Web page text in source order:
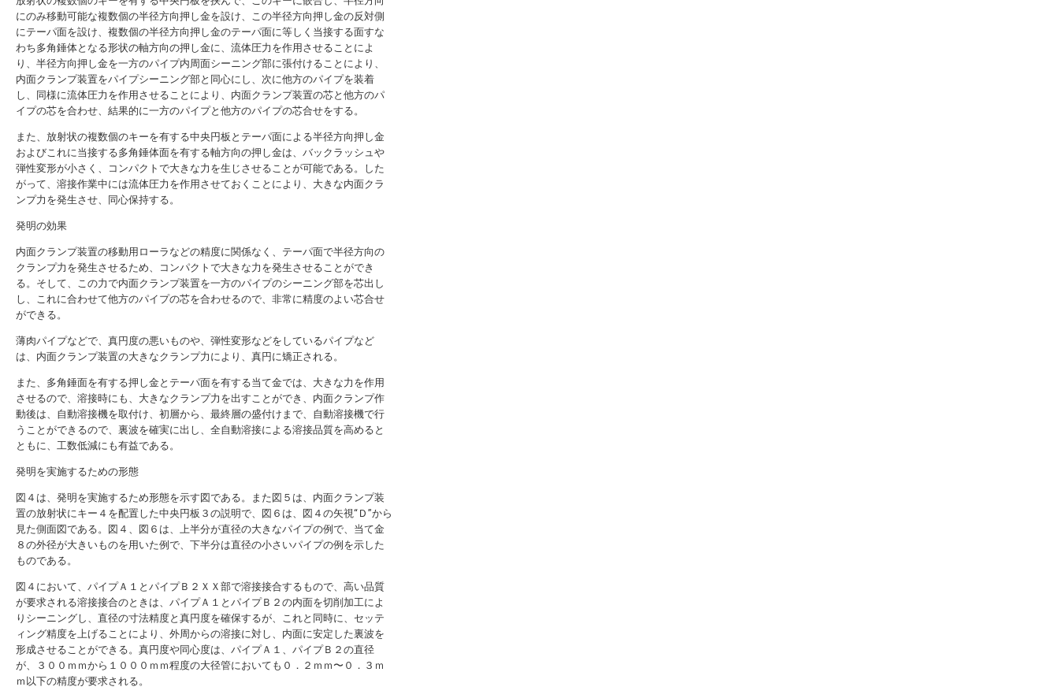
にのみ移動可能な複数個の半径方向押し金を設け、この半径方向押し金の反対側
にテーパ面を設け、複数個の半径方向押し金のテーパ面に等しく当接する面すな
わち多角錘体となる形状の軸方向の押し金に、流体圧力を作用させることによ
り、半径方向押し金を一方のパイプ内周面シーニング部に張付けることにより、
内面クランプ装置をパイプシーニング部と同心にし、次に他方のパイプを装着
し、同様に流体圧力を作用させることにより、内面クランプ装置の芯と他方のパ
イプの芯を合わせ、結果的に一方のパイプと他方のパイプの芯合せをする。
また、放射状の複数個のキーを有する中央円板とテーパ面による半径方向押し金
およびこれに当接する多角錘体面を有する軸方向の押し金は、バックラッシュや
弾性変形が小さく、コンパクトで大きな力を生じさせることが可能である。した
がって、溶接作業中には流体圧力を作用させておくことにより、大きな内面クラ
ンプ力を発生させ、同心保持する。
発明の効果
内面クランプ装置の移動用ローラなどの精度に関係なく、テーパ面で半径方向の
クランプ力を発生させるため、コンパクトで大きな力を発生させることができ
る。そして、この力で内面クランプ装置を一方のパイプのシーニング部を芯出し
し、これに合わせて他方のパイプの芯を合わせるので、非常に精度のよい芯合せ
ができる。
薄肉パイプなどで、真円度の悪いものや、弾性変形などをしているパイプなど
は、内面クランプ装置の大きなクランプ力により、真円に矯正される。
また、多角錘面を有する押し金とテーパ面を有する当て金では、大きな力を作用
させるので、溶接時にも、大きなクランプ力を出すことができ、内面クランプ作
動後は、自動溶接機を取付け、初層から、最終層の盛付けまで、自動溶接機で行
うことができるので、裏波を確実に出し、全自動溶接による溶接品質を高めると
ともに、工数低減にも有益である。
発明を実施するための形態
図４は、発明を実施するため形態を示す図である。また図５は、内面クランプ装
置の放射状にキー４を配置した中央円板３の説明で、図６は、図４の矢視“Ｄ”から
見た側面図である。図４、図６は、上半分が直径の大きなパイプの例で、当て金
８の外径が大きいものを用いた例で、下半分は直径の小さいパイプの例を示した
ものである。
図４において、パイプＡ１とパイプＢ２ＸＸ部で溶接接合するもので、高い品質
が要求される溶接接合のときは、パイプＡ１とパイプＢ２の内面を切削加工によ
りシーニングし、直径の寸法精度と真円度を確保するが、これと同時に、セッテ
ィング精度を上げることにより、外周からの溶接に対し、内面に安定した裏波を
形成させることができる。真円度や同心度は、パイプＡ１、パイプＢ２の直径
が、３００ｍｍから１０００ｍｍ程度の大径管においても０．２ｍｍ〜０．３ｍ
ｍ以下の精度が要求される。